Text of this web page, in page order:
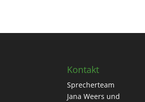
Kontakt
Sprecherteam
Jana Weers und